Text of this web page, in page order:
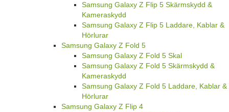
Samsung Galaxy Z Flip 5 Skärmskydd &
Kameraskydd
Samsung Galaxy Z Flip 5 Laddare, Kablar &
Hörlurar
Samsung Galaxy Z Fold 5
Samsung Galaxy Z Fold 5 Skal
Samsung Galaxy Z Fold 5 Skärmskydd &
Kameraskydd
Samsung Galaxy Z Fold 5 Laddare, Kablar &
Hörlurar
Samsung Galaxy Z Flip 4